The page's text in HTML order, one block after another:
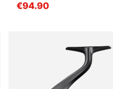
€94.90